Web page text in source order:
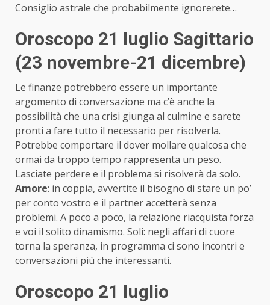
Consiglio astrale che probabilmente ignorerete…
Oroscopo 21 luglio Sagittario
(23 novembre-21 dicembre)
Le finanze potrebbero essere un importante
argomento di conversazione ma c’è anche la
possibilità che una crisi giunga al culmine e sarete
pronti a fare tutto il necessario per risolverla.
Potrebbe comportare il dover mollare qualcosa che
ormai da troppo tempo rappresenta un peso.
Lasciate perdere e il problema si risolverà da solo.
Amore: in coppia, avvertite il bisogno di stare un po’
per conto vostro e il partner accetterà senza
problemi. A poco a poco, la relazione riacquista forza
e voi il solito dinamismo. Soli: negli affari di cuore
torna la speranza, in programma ci sono incontri e
conversazioni più che interessanti.
Oroscopo 21 luglio